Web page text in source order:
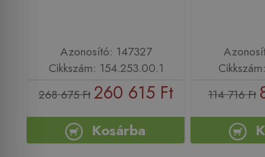
Azonosító: 147327
Cikkszám: 154.253.00.1
268 675 Ft 260 615 Ft
Kosárba
114 716 Ft